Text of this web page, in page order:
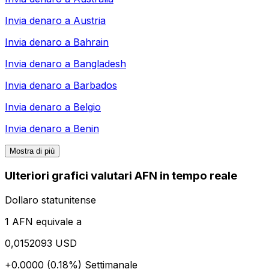
Invia denaro a Austria
Invia denaro a Bahrain
Invia denaro a Bangladesh
Invia denaro a Barbados
Invia denaro a Belgio
Invia denaro a Benin
Mostra di più
Ulteriori grafici valutari AFN in tempo reale
Dollaro statunitense
1 AFN equivale a
0,0152093 USD
+0.0000 (0.18%) Settimanale